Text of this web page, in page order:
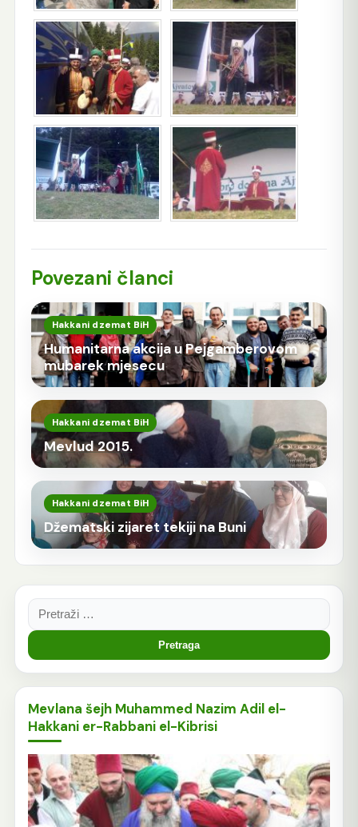
Povezani članci
Hakkani dzemat BiH
Humanitarna akcija u Pejgamberovom
mubarek mjesecu
Hakkani dzemat BiH
Mevlud 2015.
Hakkani dzemat BiH
Džematski zijaret tekiji na Buni
Pretraga:
Mevlana šejh Muhammed Nazim Adil el-
Hakkani er-Rabbani el-Kibrisi